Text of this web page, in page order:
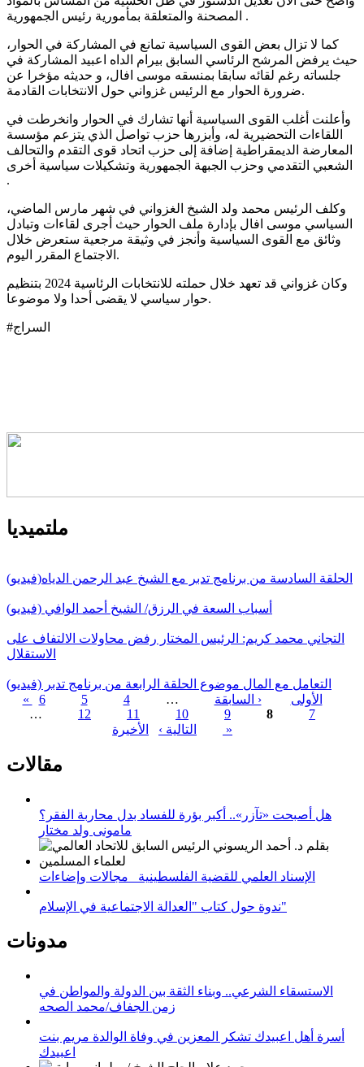
المصحنة والمتعلقة بمأمورية رئيس الجمهورية .
كما لا تزال بعض القوى السياسية تمانع في المشاركة في الحوار،
حيث يرفض المرشح الرئاسي السابق بيرام الداه اعبيد المشاركة في
جلساته رغم لقائه سابقا بمنسقه موسى افال، و حديثه مؤخرا عن
ضرورة الحوار مع الرئيس غزواني حول الانتخابات القادمة.
وأعلنت أغلب القوى السياسية أنها تشارك في الحوار وانخرطت في
اللقاءات التحضيرية له، وأبزرها حزب تواصل الذي يتزعم مؤسسة
المعارضة الديمقراطية إضافة إلى حزب اتحاد قوى التقدم والتحالف
الشعبي التقدمي وحزب الجبهة الجمهورية وتشكيلات سياسية أخرى
.
وكلف الرئيس محمد ولد الشيخ الغزواني في شهر مارس الماضي،
السياسي موسى افال بإدارة ملف الحوار حيث أجرى لقاءات وتبادل
وثائق مع القوى السياسية وأنجز في وثيقة مرجعية ستعرض خلال
الاجتماع المقرر اليوم.
وكان غزواني قد تعهد خلال حملته للانتخابات الرئاسية 2024 بتنظيم
حوار سياسي لا يقضى أحدا ولا موضوعا.
#السراج
ملتميديا
الحلقة السادسة من برنامج تدبر مع الشيخ عبد الرحمن الدياه(فيديو)
أسباب السعة في الرزق/ الشيخ أحمد الوافي (فيديو)
التجاني محمد كريم: الرئيس المختار رفض محاولات الالتفاف على
الاستقلال
التعامل مع المال موضوع الحلقة الرابعة من برنامج تدبر (فيديو)
الصفحات
« الأولى ‹ السابقة …
4
5
6
7
8
9
10
11
12
…
التالية ›
الأخيرة »
مقالات
هل أصبحت «تآزر».. أكبر بؤرة للفساد بدل محاربة الفقر؟
مامونى ولد مختار
الإسناد العلمي للقضية الفلسطينية_ مجالات وإضاءات
ندوة حول كتاب "العدالة الاجتماعية في الإسلام"
مدونات
الاستسقاء الشرعي.. وبناء الثقة بين الدولة والمواطن في
زمن الجفاف/محمد الصحه
أسرة أهل اعبيدك تشكر المعزين في وفاة الوالدة مريم بنت
اعبيدك